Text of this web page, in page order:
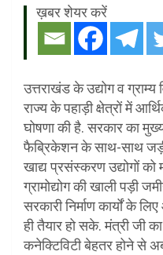
ख़बर शेयर करें
उत्तराखंड के उद्योग व
राज्य के पहाड़ी क्षेत्रों में
घोषणा की है. सरकार का मुख्य
फैब्रिकेशन के साथ-साथ
खाद्य प्रसंस्करण उद्योगों
ग्रामोद्योग की खाली पड़ी
सरकारी निर्माण कार्यों के
ही तैयार हो सके. मंत्री जी
कनेक्टिविटी बेहतर होने से